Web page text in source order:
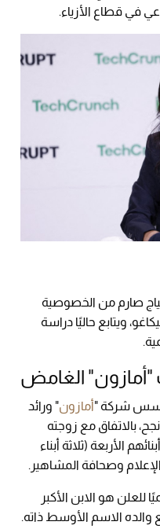
في قطاع الأزياء.
صارم من الخصوصية
ويتابع حاليًا دراسة
الغامض
مؤسس شركة "أمازون" ورائد
بالاتفاق مع زوجته
الأربعة (ثلاثة أبناء
وصحافة المشاهير.
للعلن هو الابن الأكبر
الاسم الأوسط ذاته.